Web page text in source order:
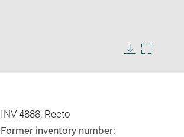
imageimage
INV 4888, Recto
Former inventory number: